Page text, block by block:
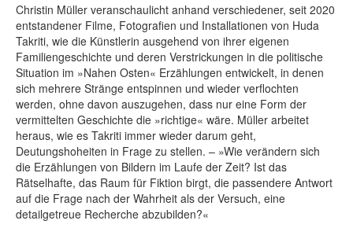
Christin Müller veranschaulicht anhand verschiedener, seit 2020
entstandener Filme, Fotografien und Installationen von Huda
Takriti, wie die Künstlerin ausgehend von ihrer eigenen
Familiengeschichte und deren Verstrickungen in die politische
Situation im »Nahen Osten« Erzählungen entwickelt, in denen
sich mehrere Stränge entspinnen und wieder verflochten
werden, ohne davon auszugehen, dass nur eine Form der
vermittelten Geschichte die »richtige« wäre. Müller arbeitet
heraus, wie es Takriti immer wieder darum geht,
Deutungshoheiten in Frage zu stellen. – »Wie verändern sich
die Erzählungen von Bildern im Laufe der Zeit? Ist das
Rätselhafte, das Raum für Fiktion birgt, die passendere Antwort
auf die Frage nach der Wahrheit als der Versuch, eine
detailgetreue Recherche abzubilden?«